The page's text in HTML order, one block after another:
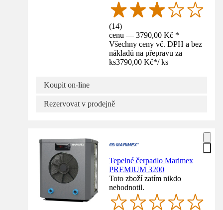
(14)
cenu — 3790,00 Kč *
Všechny ceny vč. DPH a bez
nákladů na přepravu za
ks3790,00 Kč*/ ks
Koupit on-line
Rezervovat v prodejně
Tepelné čerpadlo Marimex
PREMIUM 3200
Toto zboží zatím nikdo
nehodnotil.